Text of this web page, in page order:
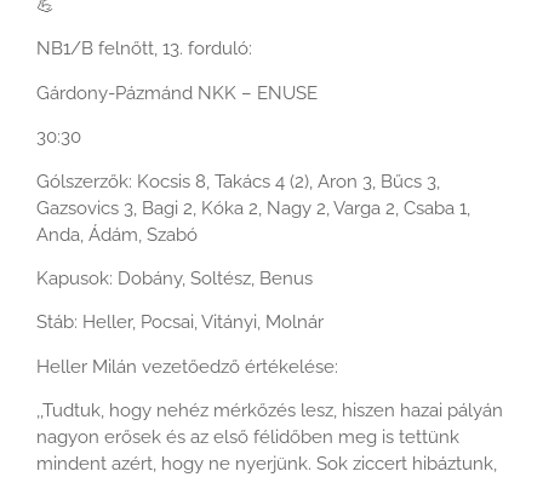
NB1/B felnőtt, 13. forduló:
Gárdony-Pázmánd NKK – ENUSE
30:30
Gólszerzők: Kocsis 8, Takács 4 (2), Aron 3, Bűcs 3,
Gazsovics 3, Bagi 2, Kóka 2, Nagy 2, Varga 2, Csaba 1,
Anda, Ádám, Szabó
Kapusok: Dobány, Soltész, Benus
Stáb: Heller, Pocsai, Vitányi, Molnár
Heller Milán vezetőedző értékelése:
,,Tudtuk, hogy nehéz mérkőzés lesz, hiszen hazai pályán
nagyon erősek és az első félidőben meg is tettünk
mindent azért, hogy ne nyerjünk. Sok ziccert hibáztunk,